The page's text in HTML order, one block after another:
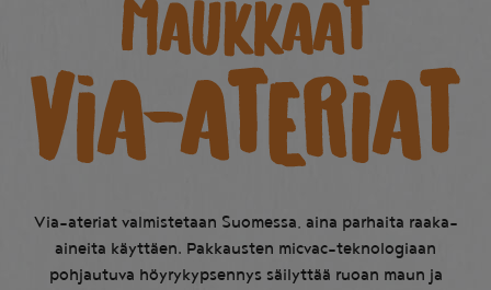
Tarinamme
Käyttövinkit
Ota yhteyttä
Hae sivustolta
Via-ateriat valmistetaan Suomessa, aina parhaita raaka-
aineita käyttäen. Pakkausten micvac-teknologiaan
pohjautuva höyrykypsennys säilyttää ruoan maun ja